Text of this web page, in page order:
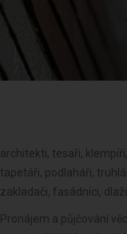
architekti, tesaři,
tapetáři, podlaháři,
zakladači, fasádníci,
Pronájem a půjčování